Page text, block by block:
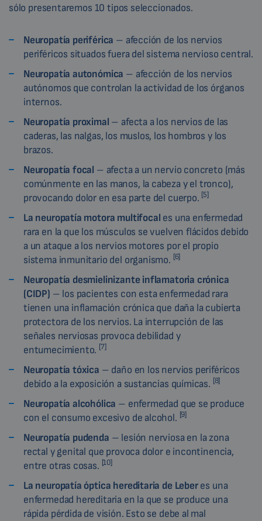
sólo presentaremos 10 tipos seleccionados.
Neuropatía periférica – afección de los nervios
periféricos situados fuera del sistema nervioso central.
Neuropatía autonómica – afección de los nervios
autónomos que controlan la actividad de los órganos
internos.
Neuropatía proximal – afecta a los nervios de las
caderas, las nalgas, los muslos, los hombros y los
brazos.
Neuropatía focal – afecta a un nervio concreto (más
comúnmente en las manos, la cabeza y el tronco),
provocando dolor en esa parte del cuerpo. [5]
La neuropatía motora multifocal es una enfermedad
rara en la que los músculos se vuelven flácidos debido
a un ataque a los nervios motores por el propio
sistema inmunitario del organismo. [6]
Neuropatía desmielinizante inflamatoria crónica
(CIDP) – los pacientes con esta enfermedad rara
tienen una inflamación crónica que daña la cubierta
protectora de los nervios. La interrupción de las
señales nerviosas provoca debilidad y
entumecimiento. [7]
Neuropatía tóxica – daño en los nervios periféricos
debido a la exposición a sustancias químicas. [8]
Neuropatía alcohólica – enfermedad que se produce
con el consumo excesivo de alcohol. [9]
Neuropatía pudenda – lesión nerviosa en la zona
rectal y genital que provoca dolor e incontinencia,
entre otras cosas. [10]
La neuropatía óptica hereditaria de Leberes una
enfermedad hereditaria en la que se produce una
rápida pérdida de visión. Esto se debe al mal